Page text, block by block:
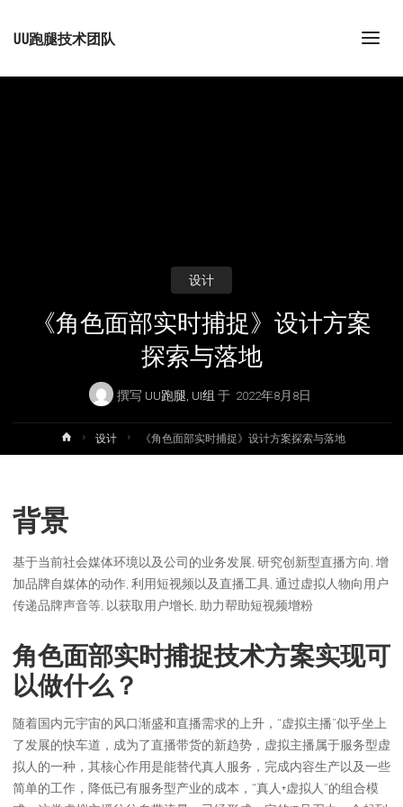
UU跑腿技术团队
《角色面部实时捕捉》设计方案
探索与落地
撰写 UU跑腿, UI组 于 2022年8月8日
设计
首
页
设计 《角色面部实时捕捉》设计方案探索与落地
背景
基于当前社会媒体环境以及公司的业务发展, 研究创新型直播方向, 增
加品牌自媒体的动作, 利用短视频以及直播工具, 通过虚拟人物向用户
传递品牌声音等, 以获取用户增长, 助力帮助短视频增粉
角色面部实时捕捉技术方案实现可
以做什么？
随着国内元宇宙的风口渐盛和直播需求的上升，“虚拟主播”似乎坐上
了发展的快车道，成为了直播带货的新趋势，虚拟主播属于服务型虚
拟人的一种，其核心作用是能替代真人服务，完成内容生产以及一些
简单的工作，降低已有服务型产业的成本，“真人+虚拟人”的组合模